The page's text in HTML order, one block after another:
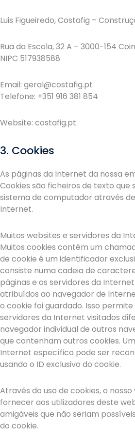
Luis Figueiredo, Costafig –
Rua da Escola, 32 A – 3000-154
NIPC 517938588
Email: geral@costafig.pt
Telefone: +351 916 381 854
Website: costafig.pt
3. Cookies
As páginas da Internet da nossa
Cookies são ficheiros de texto que
sistema de computador através
Internet.
Muitos websites e servidores da
Muitos cookies contêm um
de cookie é um identificador
consiste numa cadeia de
páginas e os servidores da
atribuídos ao navegador de
o cookie foi guardado. Isso
servidores da Internet visitados
navegador individual de outros
que contenham outros cookies.
Internet específico pode ser
usando o ID exclusivo do cookie.
Através do uso de cookies, o
fornecer aos utilizadores deste
amigáveis que não seriam
do cookie.